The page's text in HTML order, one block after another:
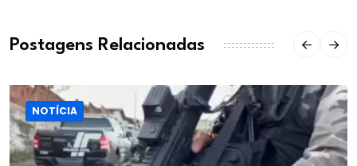
Postagens Relacionadas
NOTÍCIA